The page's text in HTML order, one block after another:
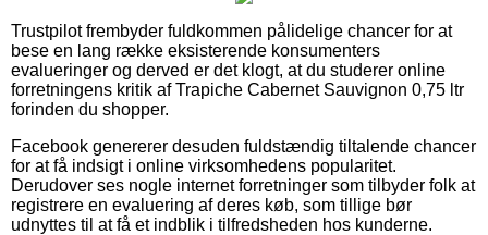
Trustpilot frembyder fuldkommen pålidelige chancer for at
bese en lang række eksisterende konsumenters
evalueringer og derved er det klogt, at du studerer online
forretningens kritik af Trapiche Cabernet Sauvignon 0,75 ltr
forinden du shopper.
Facebook genererer desuden fuldstændig tiltalende chancer
for at få indsigt i online virksomhedens popularitet.
Derudover ses nogle internet forretninger som tilbyder folk at
registrere en evaluering af deres køb, som tillige bør
udnyttes til at få et indblik i tilfredsheden hos kunderne.